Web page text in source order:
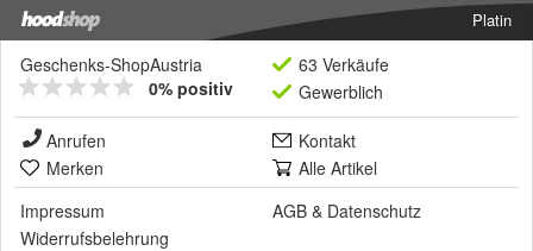
Platin
Geschenks-ShopAustria
0% positiv
63 Verkäufe
Gewerblich
Anrufen
Kontakt
Merken
Alle Artikel
Impressum
AGB & Datenschutz
Widerrufsbelehrung